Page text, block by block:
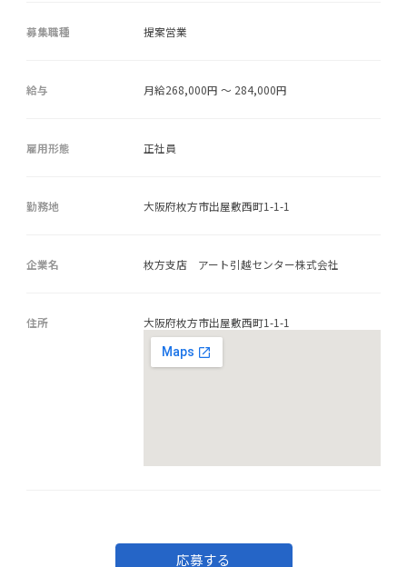
募集職種 提案営業
給与 月給268,000円 ～ 284,000円
雇用形態 正社員
勤務地 大阪府枚方市出屋敷西町1-1-1
企業名 枚方支店 アート引越センター株式会社
住所 大阪府枚方市出屋敷西町1-1-1
応募する